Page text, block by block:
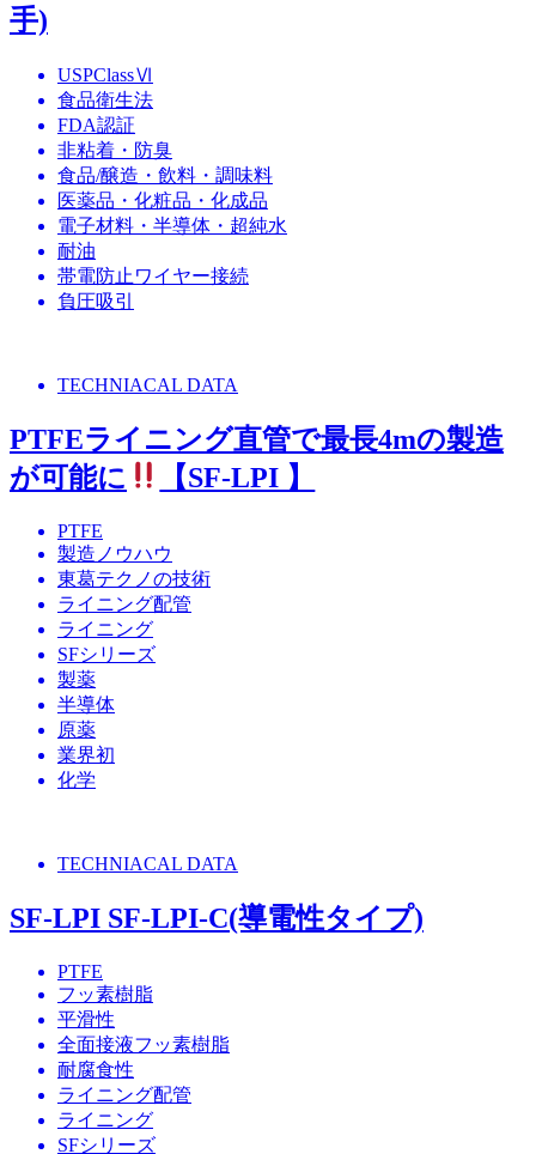
手)
USPClassⅥ
食品衛生法
FDA認証
非粘着・防臭
食品/醸造・飲料・調味料
医薬品・化粧品・化成品
電子材料・半導体・超純水
耐油
帯電防止ワイヤー接続
負圧吸引
TECHNIACAL DATA
PTFEライニング直管で最長4mの製造
が可能に
【SF-LPI 】
PTFE
製造ノウハウ
東葛テクノの技術
ライニング配管
ライニング
SFシリーズ
製薬
半導体
原薬
業界初
化学
TECHNIACAL DATA
SF-LPI SF-LPI-C(導電性タイプ)
PTFE
フッ素樹脂
平滑性
全面接液フッ素樹脂
耐腐食性
ライニング配管
ライニング
SFシリーズ